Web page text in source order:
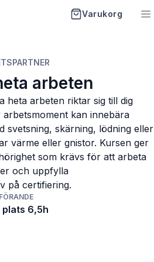
Varukorg
arbeten
heta arbeten riktar sig till dig
kan innebära
svetsning, skärning, lödning eller
värme eller gnistor. Kursen ger
som krävs för att arbeta
och uppfylla
på certifiering.
plats 6,5h